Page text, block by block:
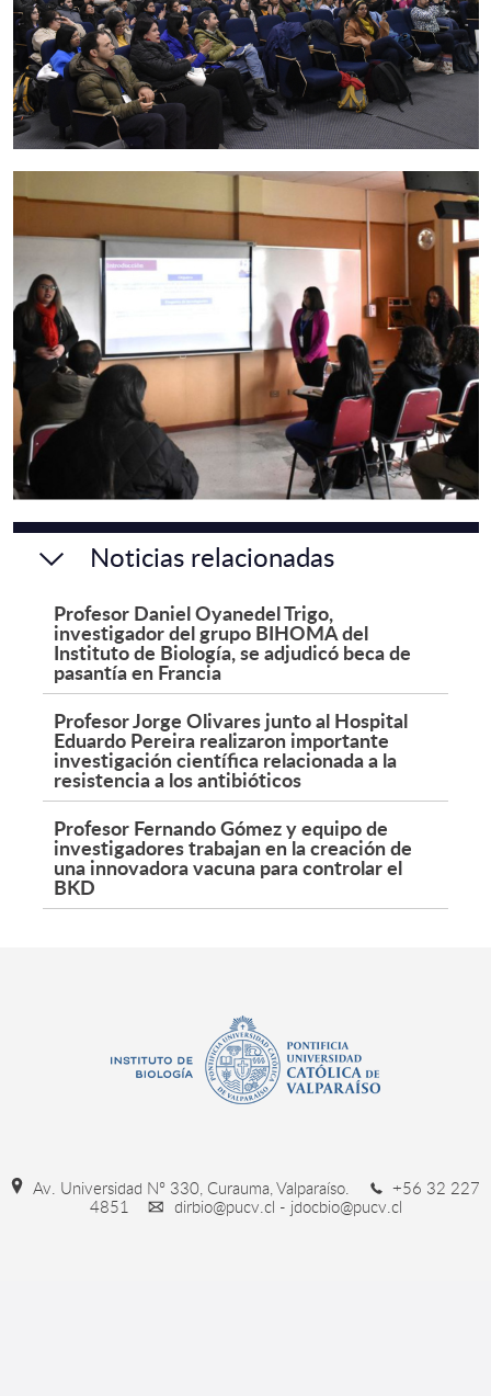
Noticias relacionadas
Profesor Daniel Oyanedel Trigo,
investigador del grupo BIHOMA del
Instituto de Biología, se adjudicó beca de
pasantía en Francia
Profesor Jorge Olivares junto al Hospital
Eduardo Pereira realizaron importante
investigación científica relacionada a la
resistencia a los antibióticos
Profesor Fernando Gómez y equipo de
investigadores trabajan en la creación de
una innovadora vacuna para controlar el
BKD
Av. Universidad Nº 330, Curauma, Valparaíso.
+56 32 227
4851
dirbio@pucv.cl - jdocbio@pucv.cl